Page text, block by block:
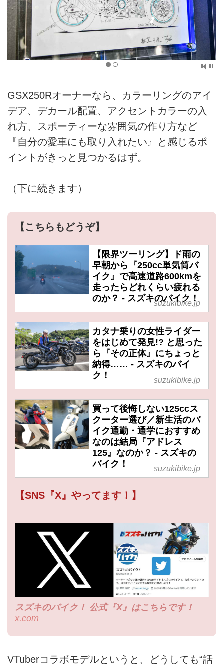
GSX250Rオーナーなら、カラーリングのアイ
デア、デカール配置、アクセントカラーの入
れ方、スポーティーな雰囲気の作り方など
『自分の愛車にも取り入れたい』と感じるポ
イントがきっと見つかるはず。
（下に続きます）
【こちらもどうぞ】
【限界ツーリング】ド雨の
早朝から『250cc単気筒バ
イク』で高速道路600kmを
走ったらどれくらい疲れる
のか？ - スズキのバイク！
suzukibike.jp
カタナ乗りの女性ライダー
をはじめて発見!? と思った
ら『その正体』にちょっと
納得…… - スズキのバイ
ク！
suzukibike.jp
買って後悔しない125ccス
クーター選び／新生活のバ
イク通勤・通学におすすめ
なのは結局『アドレス
125』なのか？ - スズキの
バイク！
suzukibike.jp
【SNS『X』やってます！】
スズキのバイク！ 公式『X』はこちらです！
x.com
VTuberコラボモデルというと、どうしても“話